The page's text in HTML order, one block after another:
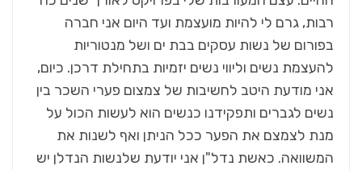
רבות, גרם לי להיות מועצמת ועד היום אני חברה
בפורום של נשות עסקים בבת ים ושל מנטוריות
להעצמת נשים וליווי נשים יזמיות בתחילת דרכן. כיום,
אני מודעת היטב לחשיבות של צמצום פערי השכר בין
נשים לגברים ותפקידנו כנשים הוא לעשות הכול על
מנת לצמצם את הפער ככל הניתן ואף לשנות את
המשוואה. כאשת נדל"ן אני יודעת שלנשות הנדלן יש